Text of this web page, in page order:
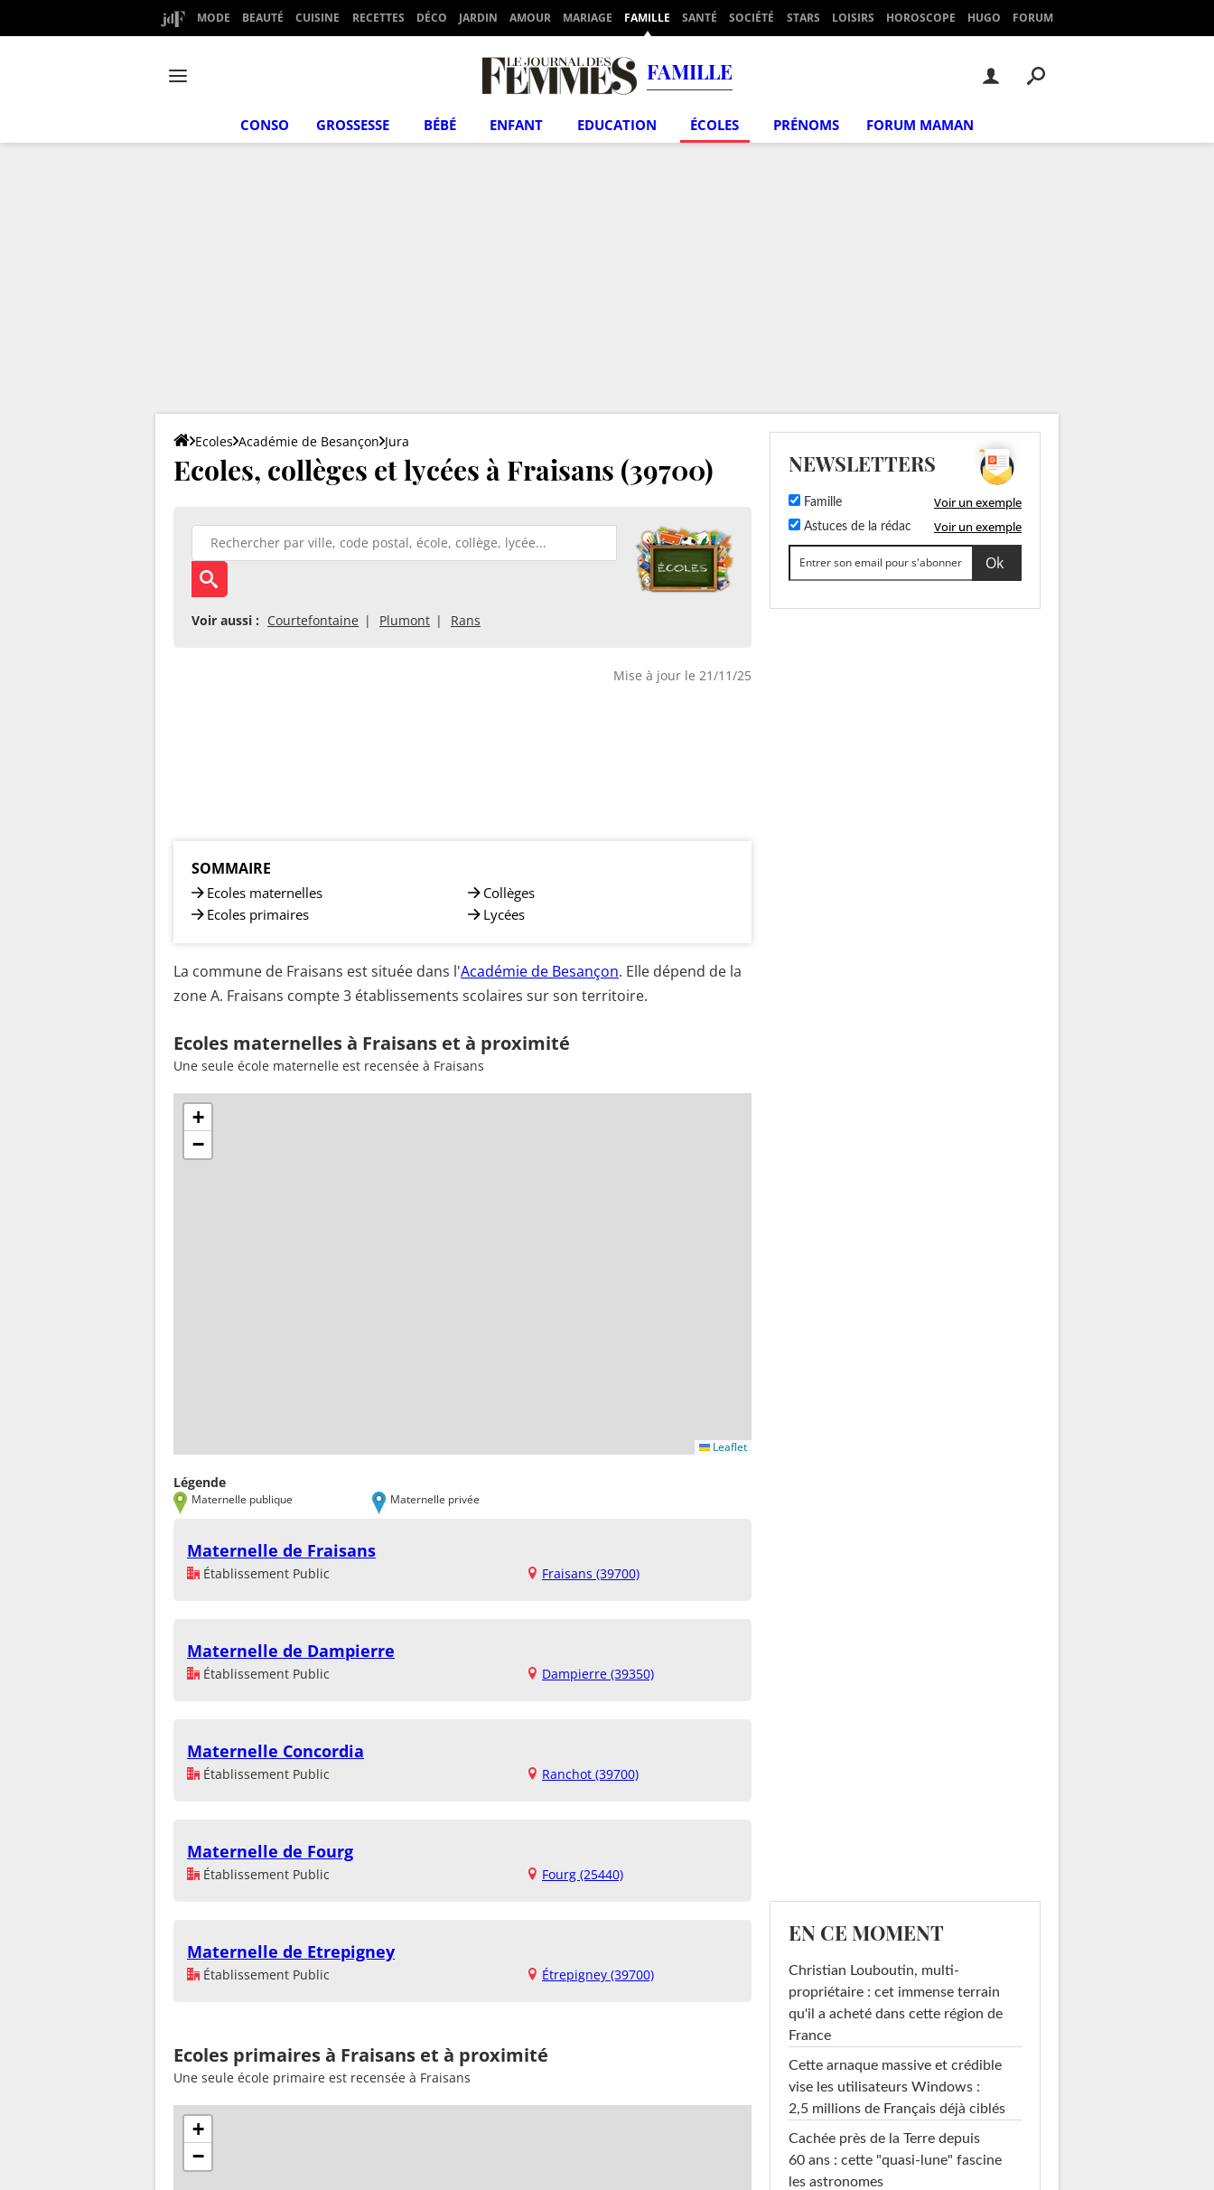
MODE BEAUTÉ CUISINE RECETTES DÉCO JARDIN AMOUR MARIAGE FAMILLE SANTÉ SOCIÉTÉ STARS LOISIRS HOROSCOPE HUGO FORUM
FAMILLE
CONSO GROSSESSE BÉBÉ ENFANT EDUCATION ÉCOLES PRÉNOMS FORUM MAMAN
Ecoles Académie de Besançon Jura
Ecoles, collèges et lycées à Fraisans (39700)
Voir aussi : Courtefontaine Plumont Rans
Mise à jour le 21/11/25
SOMMAIRE
Ecoles maternelles
Ecoles primaires
Collèges
Lycées
La commune de Fraisans est située dans l'Académie de Besançon. Elle dépend de la
zone A. Fraisans compte 3 établissements scolaires sur son territoire.
Ecoles maternelles à Fraisans et à proximité
Une seule école maternelle est recensée à Fraisans
+
−
Leaflet
Légende
Maternelle publique Maternelle privée
Maternelle de Fraisans
Établissement Public Fraisans (39700)
Maternelle de Dampierre
Établissement Public Dampierre (39350)
Maternelle Concordia
Établissement Public Ranchot (39700)
Maternelle de Fourg
Établissement Public Fourg (25440)
Maternelle de Etrepigney
Établissement Public Étrepigney (39700)
Ecoles primaires à Fraisans et à proximité
Une seule école primaire est recensée à Fraisans
+
−
NEWSLETTERS
Famille Voir un exemple
Astuces de la rédac Voir un exemple
EN CE MOMENT
Christian Louboutin, multi-
propriétaire : cet immense terrain
qu'il a acheté dans cette région de
France
Cette arnaque massive et crédible
vise les utilisateurs Windows :
2,5 millions de Français déjà ciblés
Cachée près de la Terre depuis
60 ans : cette "quasi-lune" fascine
les astronomes